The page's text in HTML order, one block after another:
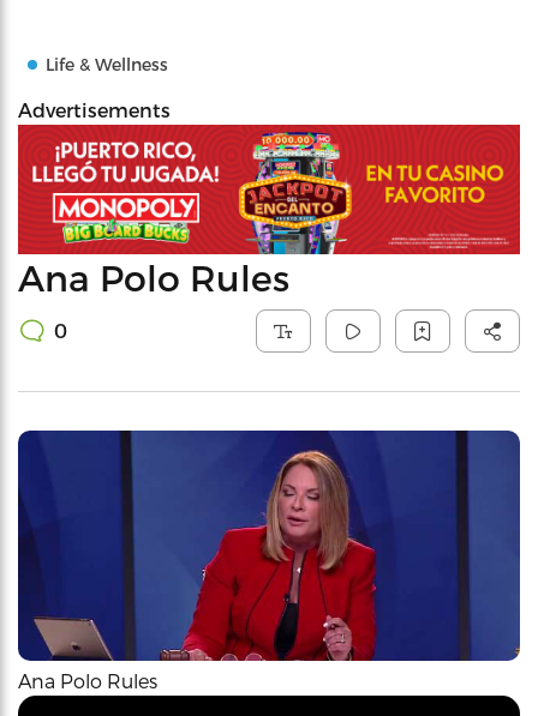
Life & Wellness
Advertisements
Ana Polo Rules
0
Ana Polo Rules